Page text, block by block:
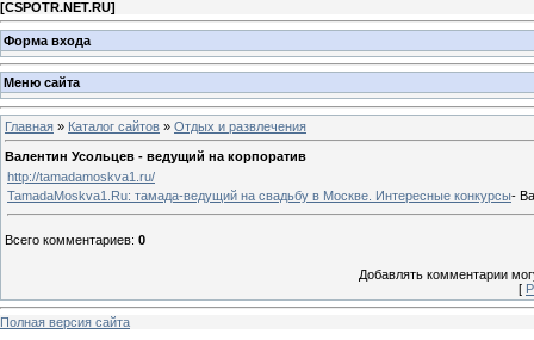
[CSPOTR.NET.RU]
Форма входа
Меню сайта
Главная » Каталог сайтов » Отдых и развлечения
Валентин Усольцев - ведущий на корпоратив
http://tamadamoskva1.ru/
TamadaMoskva1.Ru: тамада-ведущий на свадьбу в Москве. Интересные конкурсы-
Всего комментариев: 0
Добавлять комментарии
[
Полная версия сайта